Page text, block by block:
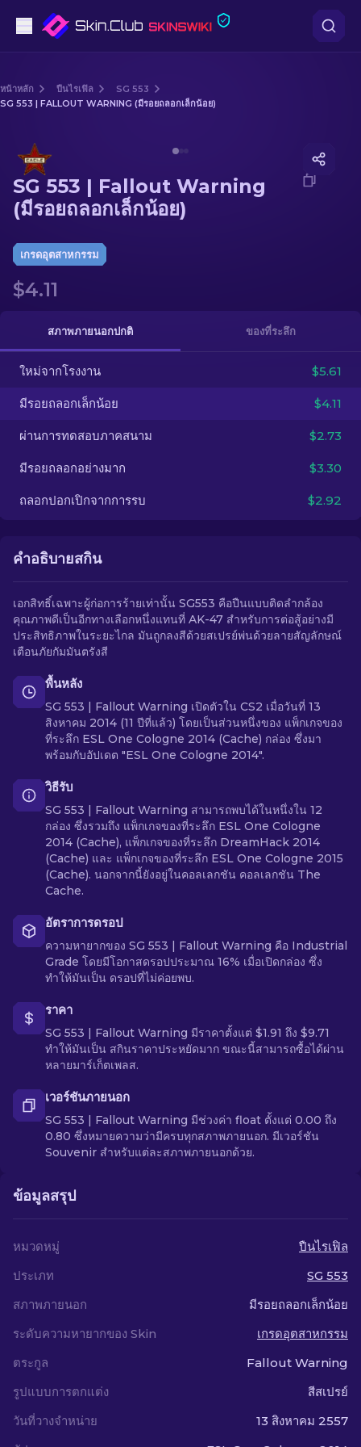
ระดับกลาง
ปืนไรเฟิล
ปืนไรเฟิลซุ่มยิง
ถุงมือ
อื่น ๆ
TH
หน้าหลัก ปืนไรเฟิล
SG 553
SG 553 | FALLOUT WARNING (มีรอยถลอกเล็กน้อย)
SG 553 | Fallout Warning
(มีรอยถลอกเล็กน้อย)
เกรดอุตสาหกรรม
$4.11
สภาพภายนอกปกติ ของที่ระลึก
ใหม่จากโรงงาน $5.61
มีรอยถลอกเล็กน้อย $4.11
ผ่านการทดสอบภาคสนาม $2.73
มีรอยถลอกอย่างมาก $3.30
ถลอกปอกเปิกจากการรบ $2.92
คำอธิบายสกิน
เอกสิทธิ์เฉพาะผู้ก่อการร้ายเท่านั้น SG553 คือปืนแบบติดลำกล้อง
คุณภาพดีเป็นอีกทางเลือกหนึ่งแทนที่ AK-47 สำหรับการต่อสู้อย่างมี
ประสิทธิภาพในระยะไกล มันถูกลงสีด้วยสเปรย์พ่นด้วยลายสัญลักษณ์
เตือนภัยกัมมันตรังสี
พื้นหลัง
SG 553 | Fallout Warning เปิดตัวใน CS2 เมื่อวันที่ 13
สิงหาคม 2014 (11 ปีที่แล้ว) โดยเป็นส่วนหนึ่งของ แพ็กเกจของ
ที่ระลึก ESL One Cologne 2014 (Cache) กล่อง ซึ่งมา
พร้อมกับอัปเดต "ESL One Cologne 2014".
วิธีรับ
SG 553 | Fallout Warning สามารถพบได้ในหนึ่งใน 12
กล่อง ซึ่งรวมถึง แพ็กเกจของที่ระลึก ESL One Cologne
2014 (Cache), แพ็กเกจของที่ระลึก DreamHack 2014
(Cache) และ แพ็กเกจของที่ระลึก ESL One Cologne 2015
(Cache). นอกจากนี้ยังอยู่ในคอลเลกชัน คอลเลกชัน The
Cache.
อัตราการดรอป
ความหายากของ SG 553 | Fallout Warning คือ Industrial
Grade โดยมีโอกาสดรอปประมาณ 16% เมื่อเปิดกล่อง ซึ่ง
ทำให้มันเป็น ดรอปที่ไม่ค่อยพบ.
ราคา
SG 553 | Fallout Warning มีราคาตั้งแต่ $1.91 ถึง $9.71
ทำให้มันเป็น สกินราคาประหยัดมาก ขณะนี้สามารถซื้อได้ผ่าน
หลายมาร์เก็ตเพลส.
เวอร์ชันภายนอก
SG 553 | Fallout Warning มีช่วงค่า float ตั้งแต่ 0.00 ถึง
0.80 ซึ่งหมายความว่ามีครบทุกสภาพภายนอก. มีเวอร์ชัน
Souvenir สำหรับแต่ละสภาพภายนอกด้วย.
ข้อมูลสรุป
หมวดหมู่
ปืนไรเฟิล
ประเภท
SG 553
สภาพภายนอก
มีรอยถลอกเล็กน้อย
ระดับความหายากของ Skin
เกรดอุตสาหกรรม
ตระกูล
Fallout Warning
รูปแบบการตกแต่ง
สีสเปรย์
วันที่วางจำหน่าย
13 สิงหาคม 2557